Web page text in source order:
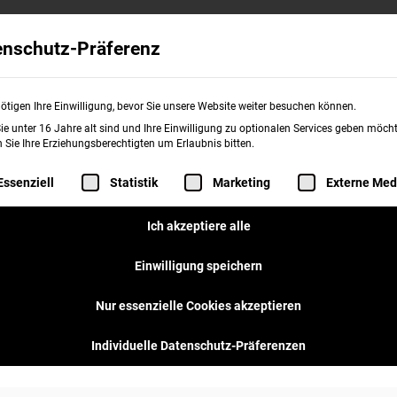
Stores für
Präferenz
Ihre Einwilligung, bevor Sie unsere Website weiter besuchen können.
unter 16 Jahre alt sind und Ihre Einwilligung zu optionalen Services geben
Sie Ihre Erziehungsberechtigten um Erlaubnis bitten.
eine Liste der Service-Gruppen, für
Statistik Marketing Externe
Ich akzeptiere alle
Einwilligung speichern
Nur essenzielle Cookies akzeptieren
Individuelle Datenschutz-Präferenzen